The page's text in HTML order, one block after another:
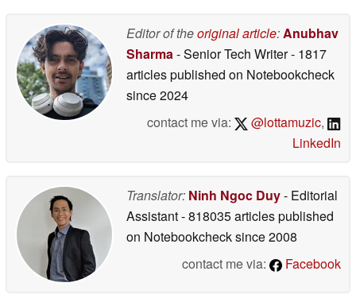
Editor of theoriginal article:Anubhav
Sharma- Senior Tech Writer- 1817
articles published on Notebookcheck
since 2024
contact me via:
@lottamuzic,
LinkedIn
Translator: Ninh Ngoc Duy- Editorial
Assistant- 818035 articles published
on Notebookchecksince 2008
contact me via:
Facebook